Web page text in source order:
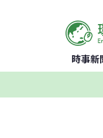
時事新